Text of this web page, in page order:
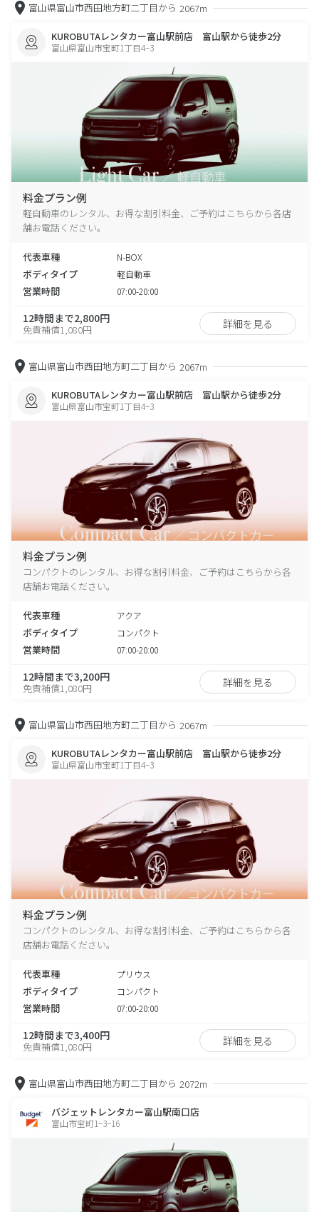
富山県富山市西田地方町二丁目から 2067m
KUROBUTAレンタカー富山駅前店 富山駅から徒歩2分
富山県富山市宝町1丁目4−3
料金プラン例
軽自動車のレンタル、お得な割引料金、ご予約はこちらから各店
舗お電話ください。
代表車種 N-BOX
ボディタイプ 軽自動車
営業時間 07:00-20:00
12時間まで2,800円
免責補償1,080円 詳細を見る
富山県富山市西田地方町二丁目から 2067m
KUROBUTAレンタカー富山駅前店 富山駅から徒歩2分
富山県富山市宝町1丁目4−3
料金プラン例
コンパクトのレンタル、お得な割引料金、ご予約はこちらから各
店舗お電話ください。
代表車種 アクア
ボディタイプ コンパクト
営業時間 07:00-20:00
12時間まで3,200円
免責補償1,080円 詳細を見る
富山県富山市西田地方町二丁目から 2067m
KUROBUTAレンタカー富山駅前店 富山駅から徒歩2分
富山県富山市宝町1丁目4−3
料金プラン例
コンパクトのレンタル、お得な割引料金、ご予約はこちらから各
店舗お電話ください。
代表車種 プリウス
ボディタイプ コンパクト
営業時間 07:00-20:00
12時間まで3,400円
免責補償1,080円 詳細を見る
富山県富山市西田地方町二丁目から 2072m
バジェットレンタカー富山駅南口店
富山市宝町1−3−16